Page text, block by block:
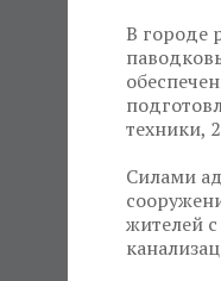
В городе
техники,
Силами
жителей